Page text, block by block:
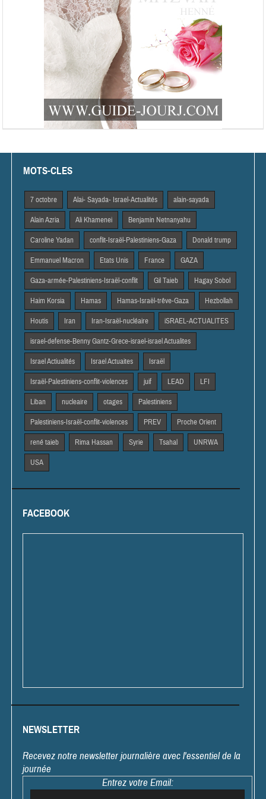
MOTS-CLES
7 octobre Alai- Sayada- Israel-Actualités alain-sayada
Alain Azria Ali Khamenei Benjamin Netnanyahu
Caroline Yadan conflit-Israël-Palestiniens-Gaza Donald trump
Emmanuel Macron Etats Unis France GAZA
Gaza-armée-Palestiniens-Israël-conflit Gil Taieb Hagay Sobol
Haim Korsia Hamas Hamas-Israël-trêve-Gaza Hezbollah
Houtis Iran Iran-Israël-nucléaire iSRAEL-ACTUALITES
israel-defense-Benny Gantz-Grece-israel-israel Actualites
Israel Actiualités Israel Actuaites Israël
Israël-Palestiniens-conflit-violences juif LEAD LFI
Liban nucleaire otages Palestiniens
Palestiniens-Israël-conflit-violences PREV Proche Orient
rené taieb Rima Hassan Syrie Tsahal UNRWA
USA
FACEBOOK
NEWSLETTER
Recevez notre newsletter journalière avec l'essentiel de la
journée
Entrez votre Email: